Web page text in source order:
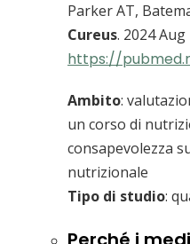
Parker AT,
Cureus. 2024 Aug
https://
Ambito:
un corso di
consapevolezza
nutrizionale
Tipo di studio: